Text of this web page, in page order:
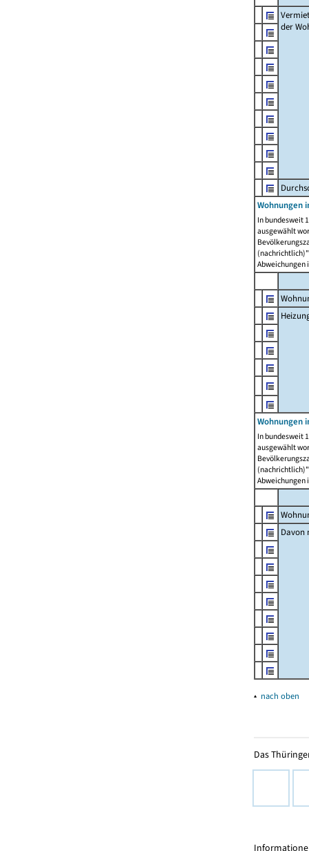
der
Wohnungen
In bundesweit
ausgewählt
Abweichungen
Wohnungen
In bundesweit
ausgewählt
Abweichungen
Davon
▴ nach oben
Das